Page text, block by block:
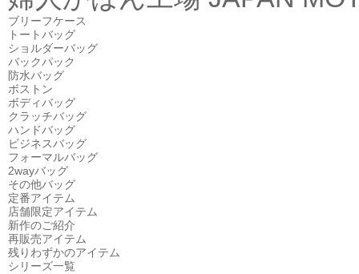
ブリーフケース
トートバッグ
ショルダーバッグ
バックパック
防水バッグ
ボストン
ボディバッグ
クラッチバッグ
ハンドバッグ
ビジネスバッグ
フォーマルバッグ
2wayバッグ
その他バッグ
定番アイテム
店舗限定アイテム
新作のご紹介
再販売アイテム
残りわずかのアイテム
シリーズ一覧